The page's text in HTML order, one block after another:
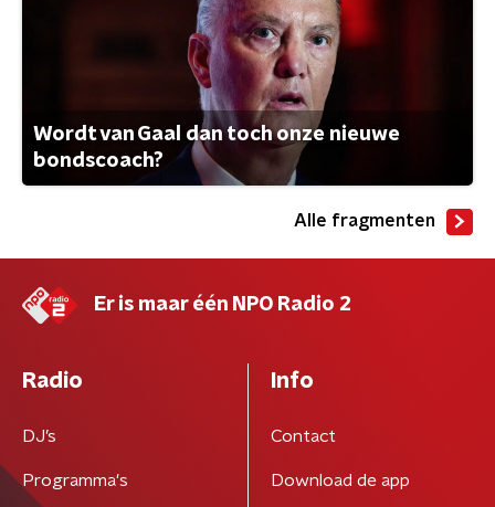
Wordt van Gaal dan toch onze nieuwe
bondscoach?
Alle fragmenten
Er is maar één NPO Radio 2
Radio
DJ’s
Programma's
Info
Contact
Download de app